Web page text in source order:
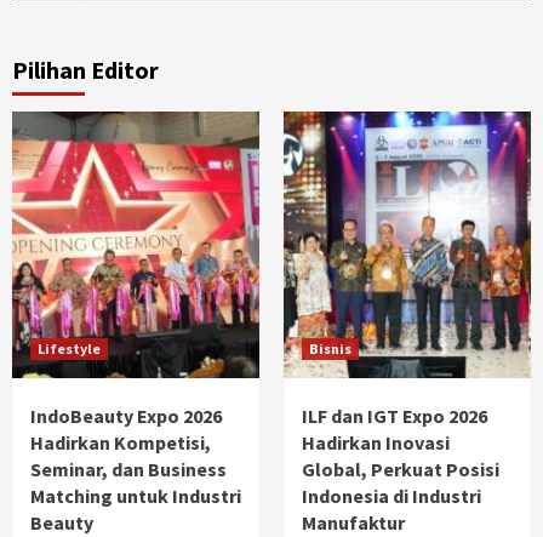
Pilihan Editor
Lifestyle
IndoBeauty Expo 2026
Hadirkan Kompetisi,
Seminar, dan Business
Matching untuk Industri
Beauty
Bisnis
ILF dan IGT Expo 2026
Hadirkan Inovasi
Global, Perkuat Posisi
Indonesia di Industri
Manufaktur